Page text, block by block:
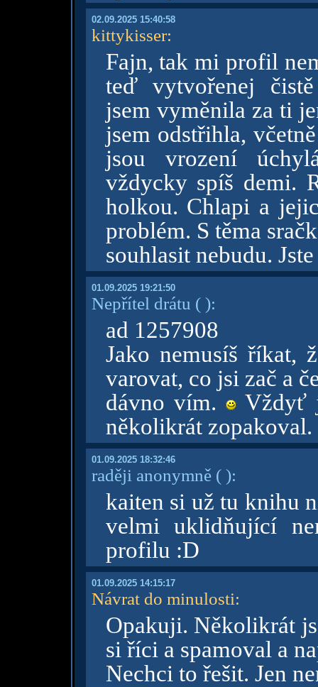
02.09.2025 15:40:58
kittykisser:
Fajn, tak mi profil
teď vytvořenej
jsem vyměnila za ti
jsem odstřihla,
jsou vrození
vždycky spíš demi.
holkou. Chlapi a
problém. S těma
souhlasit nebudu.
01.09.2025 19:21:50
Nepřítel drátu ( ):
ad 1257908
Jako nemusíš říkat,
varovat, co jsi zač a
dávno vím.
Vždyť
několikrát
01.09.2025 18:32:46
raději anonymně( ):
kaiten si už tu knihu
velmi uklidňující
profilu :D
01.09.2025 14:15:17
Návrat do minulosti:
Opakuji. Několikrát
si říci a spamoval a
Nechci to řešit. Jen